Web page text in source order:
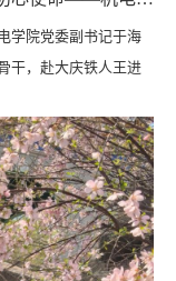
学院党委副书记于海
干，赴大庆铁人王进
“不屈的童年”“赤诚报
展厅。从苦难童年磨
十年，拼命也要拿下